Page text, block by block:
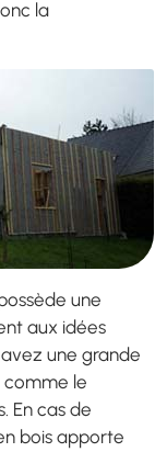
la
une
aux idées
une grande
comme le
En cas de
bois apporte